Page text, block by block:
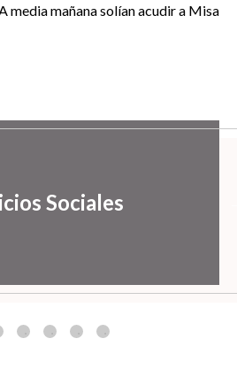
media mañana solían acudir a Misa
Sociales